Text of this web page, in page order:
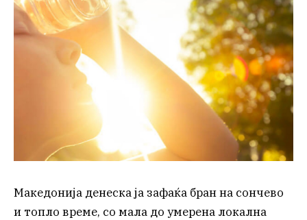
Македонија денеска ја зафаќа бран на сончево
и топло време, со мала до умерена локална